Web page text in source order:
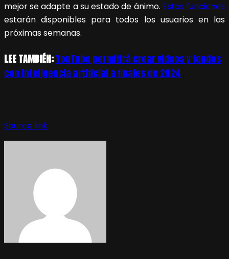
mejor se adapte a su estado de ánimo. Estas funciones
estarán disponibles para todos los usuarios en las
próximas semanas.
LEE TAMBIÉN:YouTube permitirá crear videos y fondos
con inteligencia artificial a finales de 2024
Source link